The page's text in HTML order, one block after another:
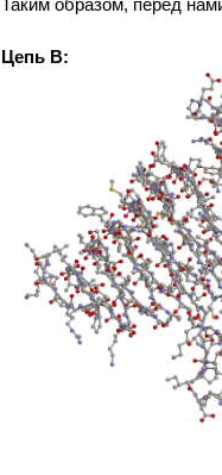
Цепь В: